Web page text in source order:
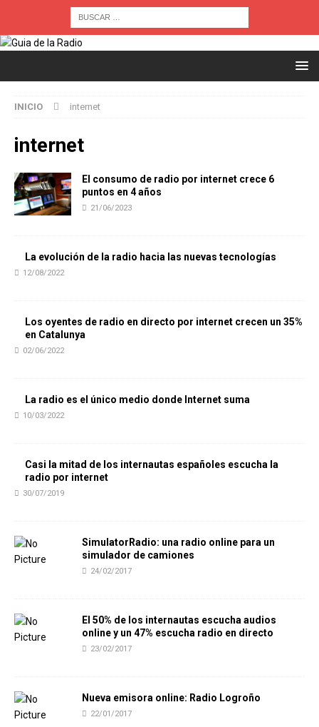
INICIO internet
internet
El consumo de radio por internet crece 6
puntos en 4 años
21/06/2023
La evolución de la radio hacia las nuevas tecnologías
12/08/2022
Los oyentes de radio en directo por internet crecen un 35%
en Catalunya
02/06/2022
La radio es el único medio donde Internet suma
10/03/2022
Casi la mitad de los internautas españoles escucha la
radio por internet
30/07/2019
SimulatorRadio: una radio online para un
simulador de camiones
24/02/2017
El 50% de los internautas escucha audios
online y un 47% escucha radio en directo
23/02/2017
Nueva emisora online: Radio Logroño
22/01/2017